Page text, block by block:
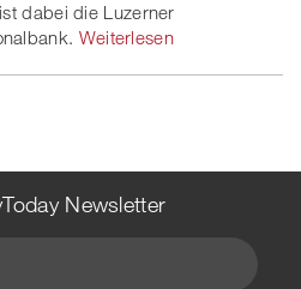
dabei die Luzerner
Weiterlesen
Newsletter